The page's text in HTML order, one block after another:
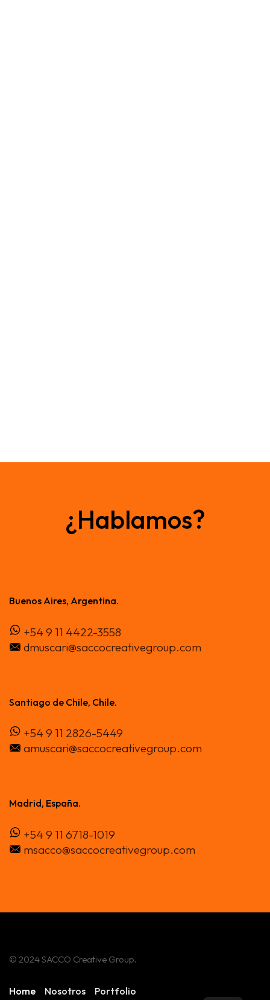
¿Hablamos?
Buenos Aires, Argentina.
+54 9 11 4422-3558
dmuscari@saccocreativegroup.com
Santiago de Chile, Chile.
+54 9 11 2826-5449
amuscari@saccocreativegroup.com
Madrid, España.
+54 9 11 6718-1019
msacco@saccocreativegroup.com
Home Nosotros Portfolio
© 2024 SACCO Creative Group.